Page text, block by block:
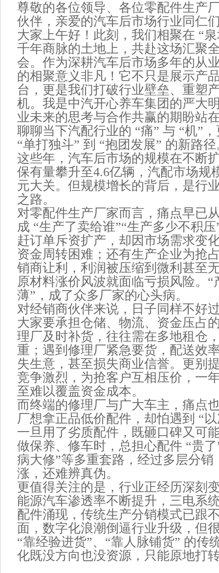
尊敬的各位领导、各位零配件生产
伙伴，亲爱的汽车后市场行业同仁
大家上午好！此刻，我们相聚在 “
千年商脉的土地上，共赴这场汇聚
会。作为深耕汽车后市场多年的从
的相聚意义非凡！它不只是展示产
台，更是我们打破行业壁垒、重塑
机。我是中汽开心养车集团的严大
业未来的思考与合作共赢的期盼站
聊聊当下汽配行业的 “痛” 与 “机”
“单打独斗” 到 “抱团发展” 的新路
这些年，汽车后市场的规模在不断
保有量攀升至4.6亿辆，汽配市场规
元大关。但规模增长的背后，是行
之路。
对零配件生产厂家而言，痛点早已
成 “生产了卖给谁”“生产多少不积
赶订单斥资扩产，却因市场需求变
资金周转困难；还有生产企业为抢
销商让利，利润被压缩到微利甚至
原材料涨价风波就面临亏损风险。
薄”，成了众多厂家的心头病。
对经销商伙伴来说，日子同样不好
大家要承担仓储、物流、资金压占
理厂及时补货，往往需在多地租仓
重；遇到修理厂紧急要货，配送效
失生意，甚至损失商业信誉。更别
竞争激烈，为抢客户互相压价，一
至难以覆盖资金成本。
而终端的修理厂与广大车主，痛点
厂想拿正品低价配件，却怕遇到 “
一旦用了劣质配件，既砸口碑又可
做保养、修车时，总担心配件 “贵了
病大修”等多重套路，经过多层分销
涨，还难辨真伪。
更值得关注的是，行业正经历深刻
能源汽车渗透率不断提升，三电系
配件涌现，传统生产分销模式已跟
面，数字化浪潮倒逼行业升级，但
“靠经验进货”、“靠人脉铺货” 的传
化既没方向也没资源，只能原地打